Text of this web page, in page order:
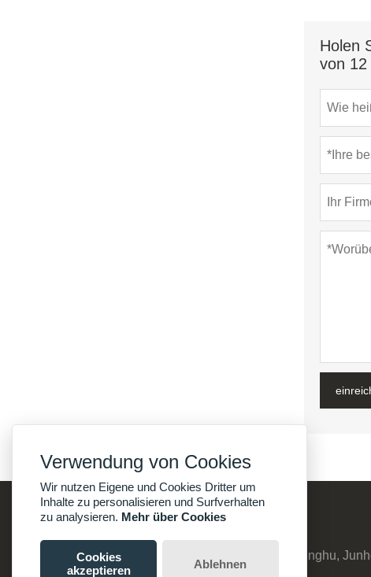
Holen
von 12
Adresse : Nr. 8, Suyuanzhuang, Dorf Qinghu,
Verwendung von Cookies
Wir nutzen Eigene und Cookies Dritter um
Inhalte zu personalisieren und Surfverhalten
zu analysieren. Mehr über Cookies
Cookies
akzeptieren
Ablehnen